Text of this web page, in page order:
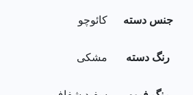
جنس دسته کائوچو
رنگ دسته مشکی